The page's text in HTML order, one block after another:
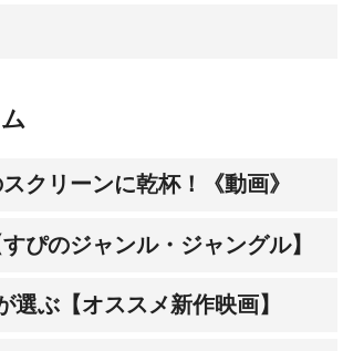
クリーンに乾杯！《動画》
ぴのジャンル・ジャングル】
選ぶ【オススメ新作映画】